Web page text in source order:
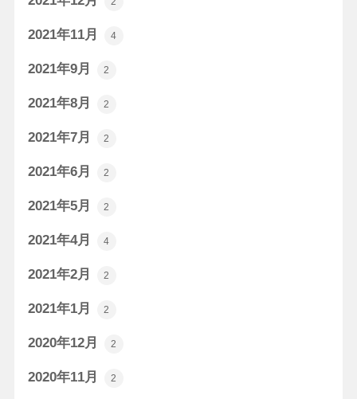
2021年11月 4
2021年9月 2
2021年8月 2
2021年7月 2
2021年6月 2
2021年5月 2
2021年4月 4
2021年2月 2
2021年1月 2
2020年12月 2
2020年11月 2